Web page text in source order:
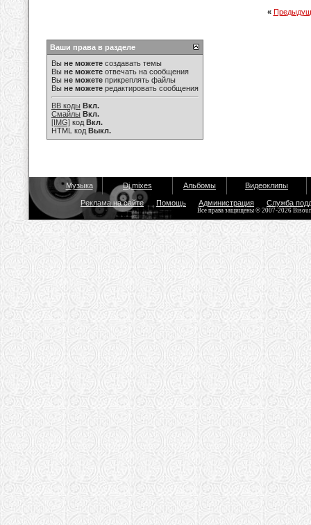
«
Ваши права в разделе
Вы не можете создавать темы
Вы не можете отвечать на сообщения
Вы не можете прикреплять файлы
Вы не можете редактировать сообщения
BB коды Вкл.
Смайлы Вкл.
[IMG] код Вкл.
HTML код Выкл.
Музыка Dj mixes Альбомы Видеоклипы
Реклама на сайте Помощь Администрация Служба
Все права защищены © 2007-2026